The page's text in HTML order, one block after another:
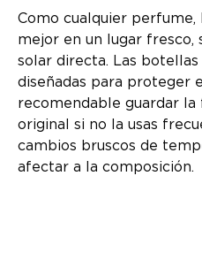
Como cualquier perfume,
mejor en un lugar fresco,
solar directa. Las
diseñadas para proteger
recomendable guardar la
original si no la usas
cambios bruscos de
afectar a la composición.